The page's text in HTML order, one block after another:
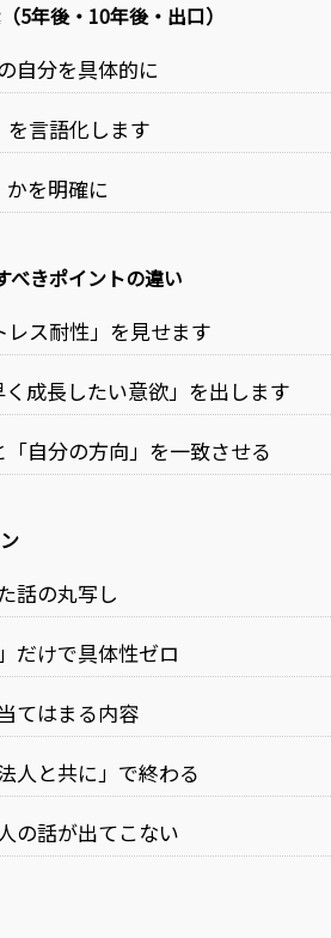
5年後・10年後・出口）
自分を具体的に
を言語化します
を明確に
べきポイントの違い
ス耐性」を見せます
成長したい意欲」を出します
自分の方向」を一致させる
話の丸写し
だけで具体性ゼロ
てはまる内容
人と共に」で終わる
の話が出てこない